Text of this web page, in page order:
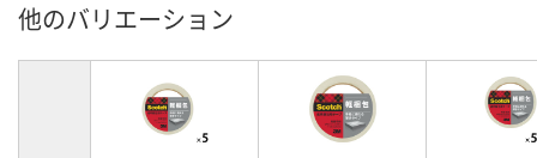
他のバリエーション